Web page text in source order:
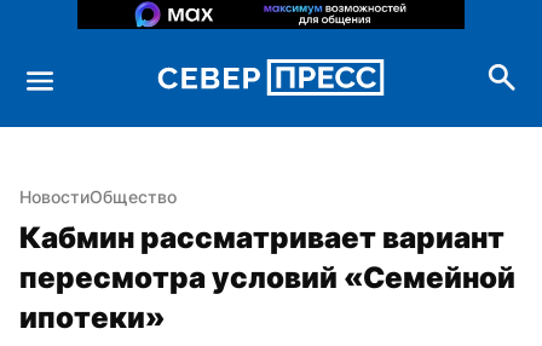
НовостиОбщество
Кабмин рассматривает вариант
пересмотра условий «Семейной
ипотеки»